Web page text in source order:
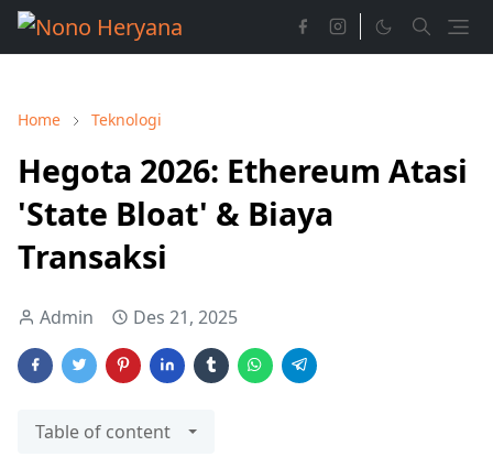
Home Teknologi
Hegota 2026: Ethereum Atasi
'State Bloat' & Biaya
Transaksi
Admin Des 21, 2025
Table of content